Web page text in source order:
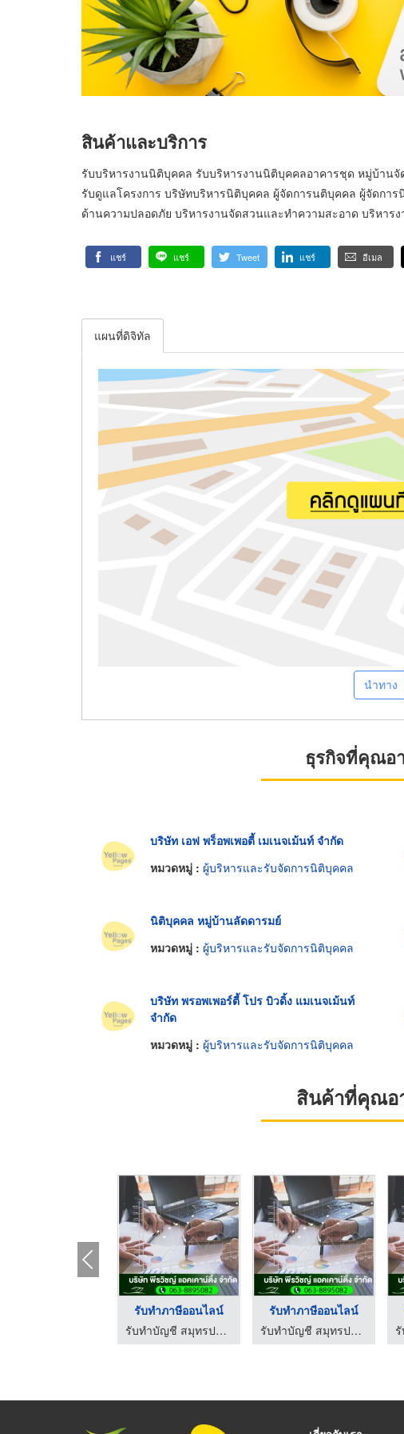
สินค้าและบริการ
รับบริหารงานนิติบุคคล รับบริหารงานนิติบุคคลอาคารชุด หมู่บ้าน
รับดูแลโครงการ บริษัทบริหารนิติบุคคล ผู้จัดการนติบุคคล ผู้จัดกา
ด้านความปลอดภัย บริหารงานจัดสวนและทำความสะอาด บริหาร
แชร์ แชร์ Tweet แชร์ อีเมล
แผนที่ดิจิทัล
นำทาง
ธุรกิจที่คุณอ
บริษัท เอฟ พร็อพเพอตี้ เมเนจเม้นท์ จำกัด
หมวดหมู่ : ผู้บริหารและรับจัดการนิติบุคคล
นิติบุคคล หมู่บ้านลัดดารมย์
หมวดหมู่ : ผู้บริหารและรับจัดการนิติบุคคล
บริษัท พรอพเพอร์ตี้ โปร บิวดิ้ง แมเนจเม้นท์
จำกัด
หมวดหมู่ : ผู้บริหารและรับจัดการนิติบุคคล
สินค้าที่คุณอ
รับทำภาษีออนไลน์
รับทำบัญชี สมุทรปราการ - พีรวิชญ์ แอคเคาน์ติ้ง
รับทำภาษีออนไลน์
รับทำบัญชี สมุทรปราการ - พีรวิชญ์ แอคเคาน์ติ้ง